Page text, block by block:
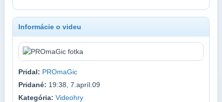
Informácie o videu
Pridal: PROmaGic
Pridané: 19:38, 7.apríl.09
Kategória: Videohry